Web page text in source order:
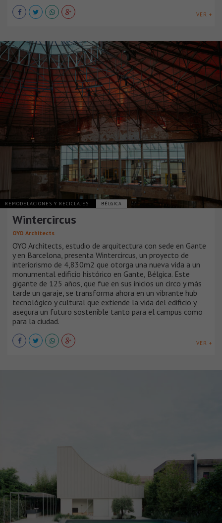
VER +
REMODELACIONES Y RECICLAJES BÉLGICA
Wintercircus
OYO Architects
OYO Architects, estudio de arquitectura con sede en Gante
y en Barcelona, presenta Wintercircus, un proyecto de
interiorismo de 4,830m2 que otorga una nueva vida a un
monumental edificio histórico en Gante, Bélgica. Este
gigante de 125 años, que fue en sus inicios un circo y más
tarde un garaje, se transforma ahora en un vibrante hub
tecnológico y cultural que extiende la vida del edificio y
asegura un futuro sostenible tanto para el campus como
para la ciudad.
VER +